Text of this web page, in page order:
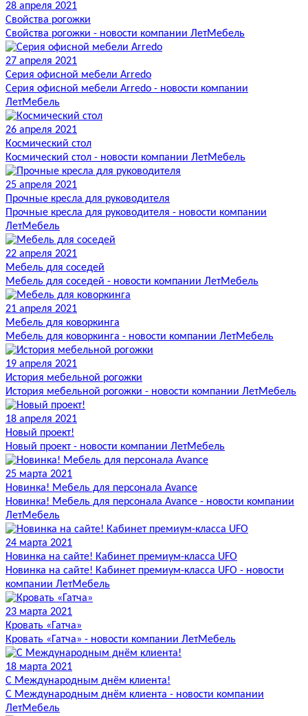
28 апреля 2021
Свойства рогожки
Свойства рогожки - новости компании ЛетМебель
27 апреля 2021
Серия офисной мебели Arredo
Серия офисной мебели Arredo - новости компании
ЛетМебель
26 апреля 2021
Космический стол
Космический стол - новости компании ЛетМебель
25 апреля 2021
Прочные кресла для руководителя
Прочные кресла для руководителя - новости компании
ЛетМебель
22 апреля 2021
Мебель для соседей
Мебель для соседей - новости компании ЛетМебель
21 апреля 2021
Мебель для коворкинга
Мебель для коворкинга - новости компании ЛетМебель
19 апреля 2021
История мебельной рогожки
История мебельной рогожки - новости компании ЛетМебель
18 апреля 2021
Новый проект!
Новый проект - новости компании ЛетМебель
25 марта 2021
Новинка! Мебель для персонала Avance
Новинка! Мебель для персонала Avance - новости компании
ЛетМебель
24 марта 2021
Новинка на сайте! Кабинет премиум-класса UFO
Новинка на сайте! Кабинет премиум-класса UFO - новости
компании ЛетМебель
23 марта 2021
Кровать «Гатча»
Кровать «Гатча» - новости компании ЛетМебель
18 марта 2021
С Международным днём клиента!
С Международным днём клиента - новости компании
ЛетМебель